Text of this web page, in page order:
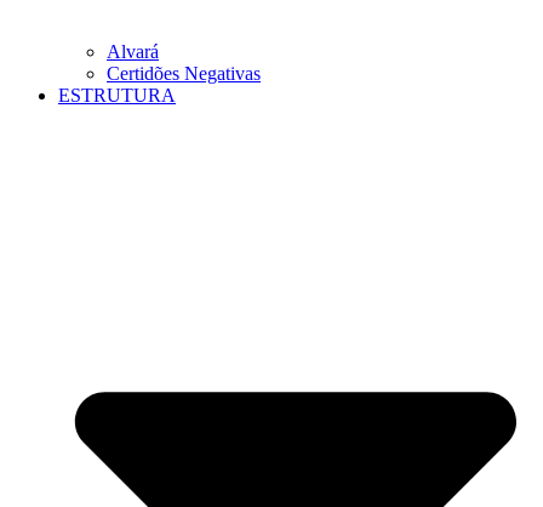
Alvará
Certidões Negativas
ESTRUTURA